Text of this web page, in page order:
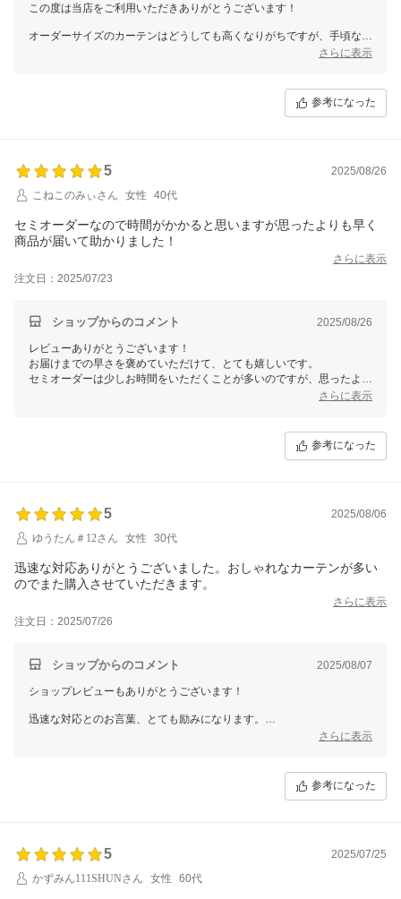
この度は当店をご利用いただきありがとうございます！
オーダーサイズのカーテンはどうしても高くなりがちですが、手頃な価
格でお届けできて喜んでいただけたこと、とても嬉しく思います。
季節に合わせてカーテンを衣替えして楽しんでいただけるなんて、とて
さらに表示
参考になった
5
2025/08/26
こねこのみぃさん
女性 40代
セミオーダーなので時間がかかると思いますが思ったよりも早く
商品が届いて助かりました！
さらに表示
注文日：2025/07/23
ショップからのコメント 2025/08/26
レビューありがとうございます！
お届けまでの早さを褒めていただけて、とても嬉しいです。
セミオーダーは少しお時間をいただくことが多いのですが、思ったより
で、また気になるカーテンがありましたらぜひチェックしてみてくださ
さらに表示
参考になった
5
2025/08/06
ゆうたん＃12さん
女性 30代
迅速な対応ありがとうございました。おしゃれなカーテンが多い
のでまた購入させていただきます。
さらに表示
注文日：2025/07/26
ショップからのコメント 2025/08/07
ショップレビューもありがとうございます！
迅速な対応とのお言葉、とても励みになります。
おしゃれなカーテンを多く取り揃えておりますので、ぜひ次回もお部屋
このたびはご利用いただき、誠にありがとうございました！
さらに表示
参考になった
5
2025/07/25
かずみん111SHUNさん
女性 60代